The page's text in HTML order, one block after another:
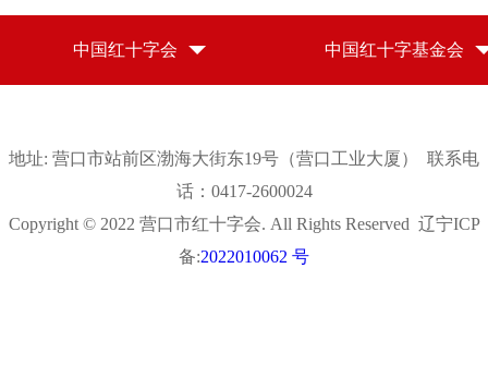
中国红十字会 中国红十字基金会
地址: 营口市站前区渤海大街东19号（营口工业大厦） 联系电
话：0417-2600024
Copyright © 2022 营口市红十字会. All Rights Reserved 辽宁ICP
备:2022010062 号